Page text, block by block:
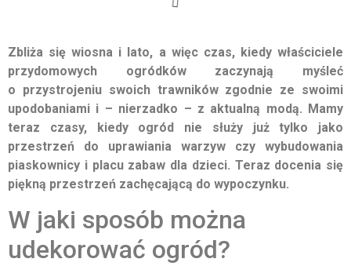
Zbliża się wiosna i lato, a więc czas, kiedy właściciele
przydomowych ogródków zaczynają myśleć
o przystrojeniu swoich trawników zgodnie ze swoimi
upodobaniami i – nierzadko – z aktualną modą. Mamy
teraz czasy, kiedy ogród nie służy już tylko jako
przestrzeń do uprawiania warzyw czy wybudowania
piaskownicy i placu zabaw dla dzieci. Teraz docenia się
piękną przestrzeń zachęcającą do wypoczynku.
W jaki sposób można
udekorować ogród?